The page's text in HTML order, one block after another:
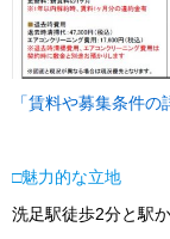
「賃料や募集条件の
□魅力的な立地
洗足駅徒歩2分と駅